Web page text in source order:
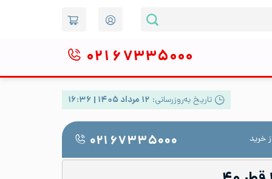
۰۲۱ ۶۷۳۳۵۰۰۰
تاریخ به‌روزرسانی: ۱۲ مرداد ۱۴۰۵ | ۱۶:۳۶
خرید ۰۲۱ ۶۷۳۳۵۰۰۰